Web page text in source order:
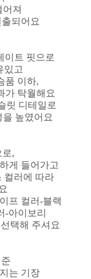
져
되어요
이트 핏으로
있고
품 이하,
가 탁월해요
릿 디테일로
높였어요
,
게 들어가고
컬러에 따라
프 컬러-블랙
-아이보리
택해 주셔요
는 기장